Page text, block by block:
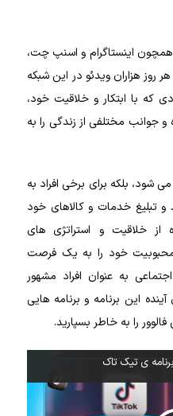
همچون اینستاگرام و اسنپ چت،
روز هزاران ویدئو در این شبکه‌
که با ابتکار و خلاقیت خود،
و جوانب مختلفی از زندگی را به
شود، بلکه برای برخی افراد به
تبلیغ خدمات و کالاهای خود
از خلاقیت و استراتژی‌ های
محبوبیت خود را به یک فرصت
به عنوان افراد مشهور
این برنامه و برنامه‌ هایی
را به خاطر بسپارید.
ی تیک تاک